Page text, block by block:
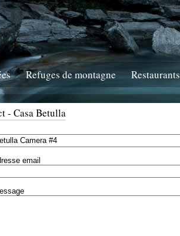
Refuges de montagne Restaurants
- Casa Betulla
email